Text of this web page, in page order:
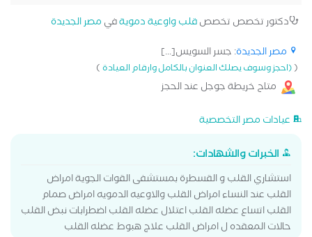
دكتور تخصص تخصصقلب واوعية دمويةفي مصر الجديدة
مصر الجديدة: جسر السويس[...]
((احجز وسوف يصلك العنوان بالكامل وارقام العيادة)
متاح خريطة جوجل عند الحجز
عيادات مصر التخصصية
الخبرات والشهادات:
استشاري القلب و القسطرة بمستشفى القوات الجوية امراض
القلب عند النساء امراض القلب والاوعيه الدمويه امراض صمام
القلب اتساع عضله القلب اعتلال عضله القلب اضطرابات نبض القلب
حالات المعقده ل امراض القلب علاج هبوط عضله القلب